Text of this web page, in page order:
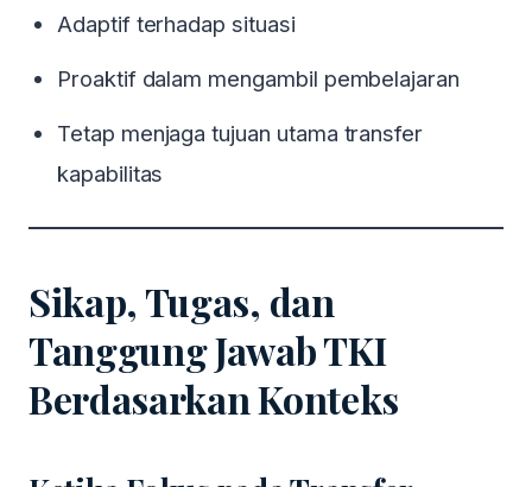
Adaptif terhadap situasi
Proaktif dalam mengambil pembelajaran
Tetap menjaga tujuan utama transfer
kapabilitas
Sikap, Tugas, dan
Tanggung Jawab TKI
Berdasarkan Konteks
Special Event
BASIC HR MANAGEMENT
dilaksanakan di Hotel di